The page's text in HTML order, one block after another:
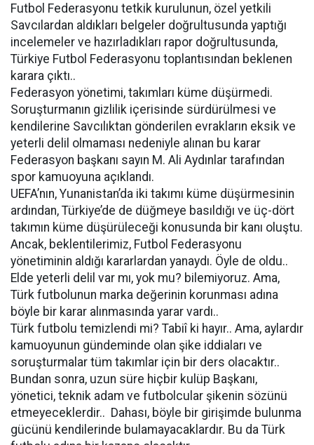
Futbol Federasyonu tetkik kurulunun, özel yetkili
Savcılardan aldıkları belgeler doğrultusunda yaptığı
incelemeler ve hazırladıkları rapor doğrultusunda,
Türkiye Futbol Federasyonu toplantısından beklenen
karara çıktı..
Federasyon yönetimi, takımları küme düşürmedi.
Soruşturmanın gizlilik içerisinde sürdürülmesi ve
kendilerine Savcılıktan gönderilen evrakların eksik ve
yeterli delil olmaması nedeniyle alınan bu karar
Federasyon başkanı sayın M. Ali Aydınlar tarafından
spor kamuoyuna açıklandı.
UEFA’nın, Yunanistan’da iki takımı küme düşürmesinin
ardından, Türkiye’de de düğmeye basıldığı ve üç-dört
takımın küme düşürüleceği konusunda bir kanı oluştu.
Ancak, beklentilerimiz, Futbol Federasyonu
yönetiminin aldığı kararlardan yanaydı. Öyle de oldu..
Elde yeterli delil var mı, yok mu? bilemiyoruz. Ama,
Türk futbolunun marka değerinin korunması adına
böyle bir karar alınmasında yarar vardı..
Türk futbolu temizlendi mi? Tabiî ki hayır.. Ama, aylardır
kamuoyunun gündeminde olan şike iddiaları ve
soruşturmalar tüm takımlar için bir ders olacaktır..
Bundan sonra, uzun süre hiçbir kulüp Başkanı,
yönetici, teknik adam ve futbolcular şikenin sözünü
etmeyeceklerdir.. Dahası, böyle bir girişimde bulunma
gücünü kendilerinde bulamayacaklardır. Bu da Türk